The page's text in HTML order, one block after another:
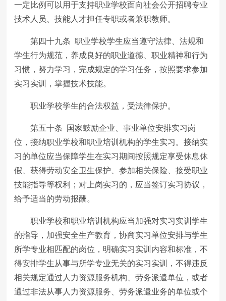
一定比例可以用于支持职业学校面向社会公开招聘专业
技术人员、技能人才担任专职或者兼职教师。
第四十九条 职业学校学生应当遵守法律、法规和
学生行为规范，养成良好的职业道德、职业精神和行为
习惯，努力学习，完成规定的学习任务，按照要求参加
实习实训，掌握技术技能。
职业学校学生的合法权益，受法律保护。
第五十条 国家鼓励企业、事业单位安排实习岗
位，接纳职业学校和职业培训机构的学生实习。接纳实
习的单位应当保障学生在实习期间按照规定享受休息休
假、获得劳动安全卫生保护、参加相关保险、接受职业
技能指导等权利；对上岗实习的，应当签订实习协议，
给予适当的劳动报酬。
职业学校和职业培训机构应当加强对实习实训学生
的指导，加强安全生产教育，协商实习单位安排与学生
所学专业相匹配的岗位，明确实习实训内容和标准，不
得安排学生从事与所学专业无关的实习实训，不得违反
相关规定通过人力资源服务机构、劳务派遣单位，或者
通过非法从事人力资源服务、劳务派遣业务的单位或个